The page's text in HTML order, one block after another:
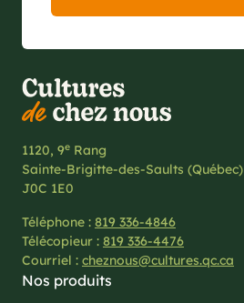
1120, 9e Rang
Sainte-Brigitte-des-Saults (Québec)
J0C 1E0
Téléphone : 819 336-4846
Télécopieur : 819 336-4476
Courriel : cheznous@cultures.qc.ca
Nos produits